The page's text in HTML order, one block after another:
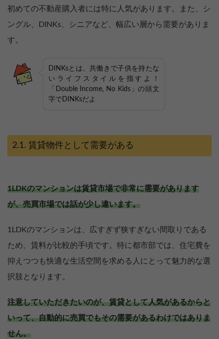
初めての不動産購入者には特に人気があります。また、シ
ングル、DINKs、シニアなど、幅広い層から需要がありま
す。
DINKsとは、共働きで子供を持たな
いライフスタイルを指すよ！
「Double Income, No Kids」の頭文
字でDINKsだよ
賃貸物件として需要がある
1LDKのマンションは賃貸市場で非常に需要があります
が、売買市場では話が少し違います。
1LDKのマンションは、広すぎず狭すぎない間取りである
ため、賃料が比較的手頃です。特に都市部では、住宅費を
抑えつつも快適な生活空間を求める人にとって魅力的な選
択肢となります。
注意していただきたいのが、賃貸として人気があるからと
いって、自動的に売買でもその需要があるわけではありま
せん。